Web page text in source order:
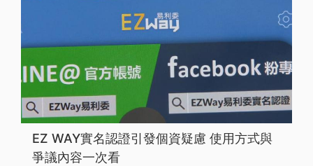
EZ WAY實名認證引發個資疑慮 使用方式與
爭議內容一次看